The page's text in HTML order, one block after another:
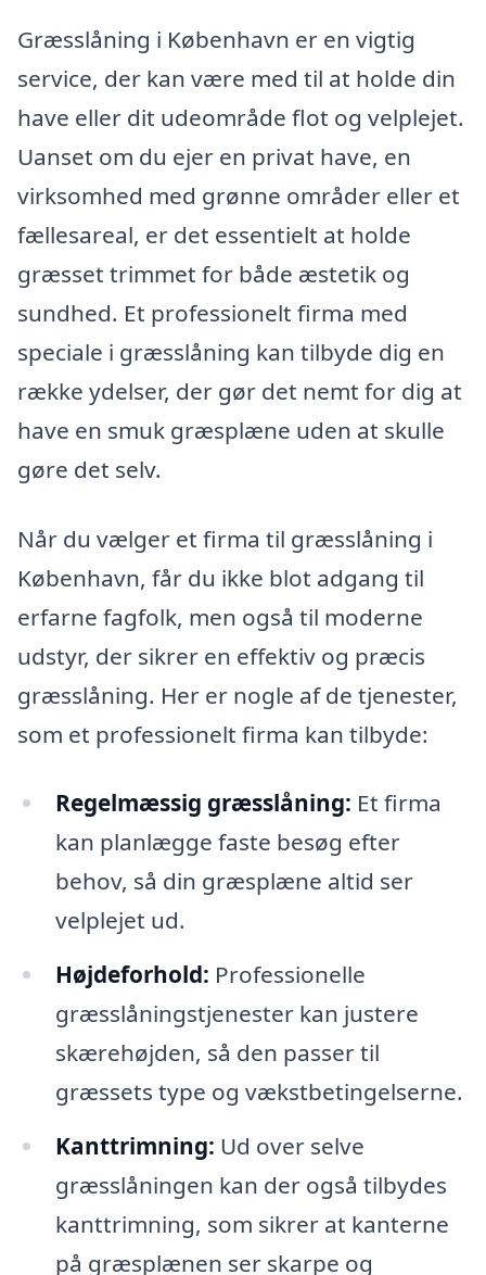
Græsslåning i København er en vigtig
service, der kan være med til at holde din
have eller dit udeområde flot og velplejet.
Uanset om du ejer en privat have, en
virksomhed med grønne områder eller et
fællesareal, er det essentielt at holde
græsset trimmet for både æstetik og
sundhed. Et professionelt firma med
speciale i græsslåning kan tilbyde dig en
række ydelser, der gør det nemt for dig at
have en smuk græsplæne uden at skulle
gøre det selv.
Når du vælger et firma til græsslåning i
København, får du ikke blot adgang til
erfarne fagfolk, men også til moderne
udstyr, der sikrer en effektiv og præcis
græsslåning. Her er nogle af de tjenester,
som et professionelt firma kan tilbyde:
Regelmæssig græsslåning: Et firma
kan planlægge faste besøg efter
behov, så din græsplæne altid ser
velplejet ud.
Højdeforhold: Professionelle
græsslåningstjenester kan justere
skærehøjden, så den passer til
græssets type og vækstbetingelserne.
Kanttrimning: Ud over selve
græsslåningen kan der også tilbydes
kanttrimning, som sikrer at kanterne
på græsplænen ser skarpe og